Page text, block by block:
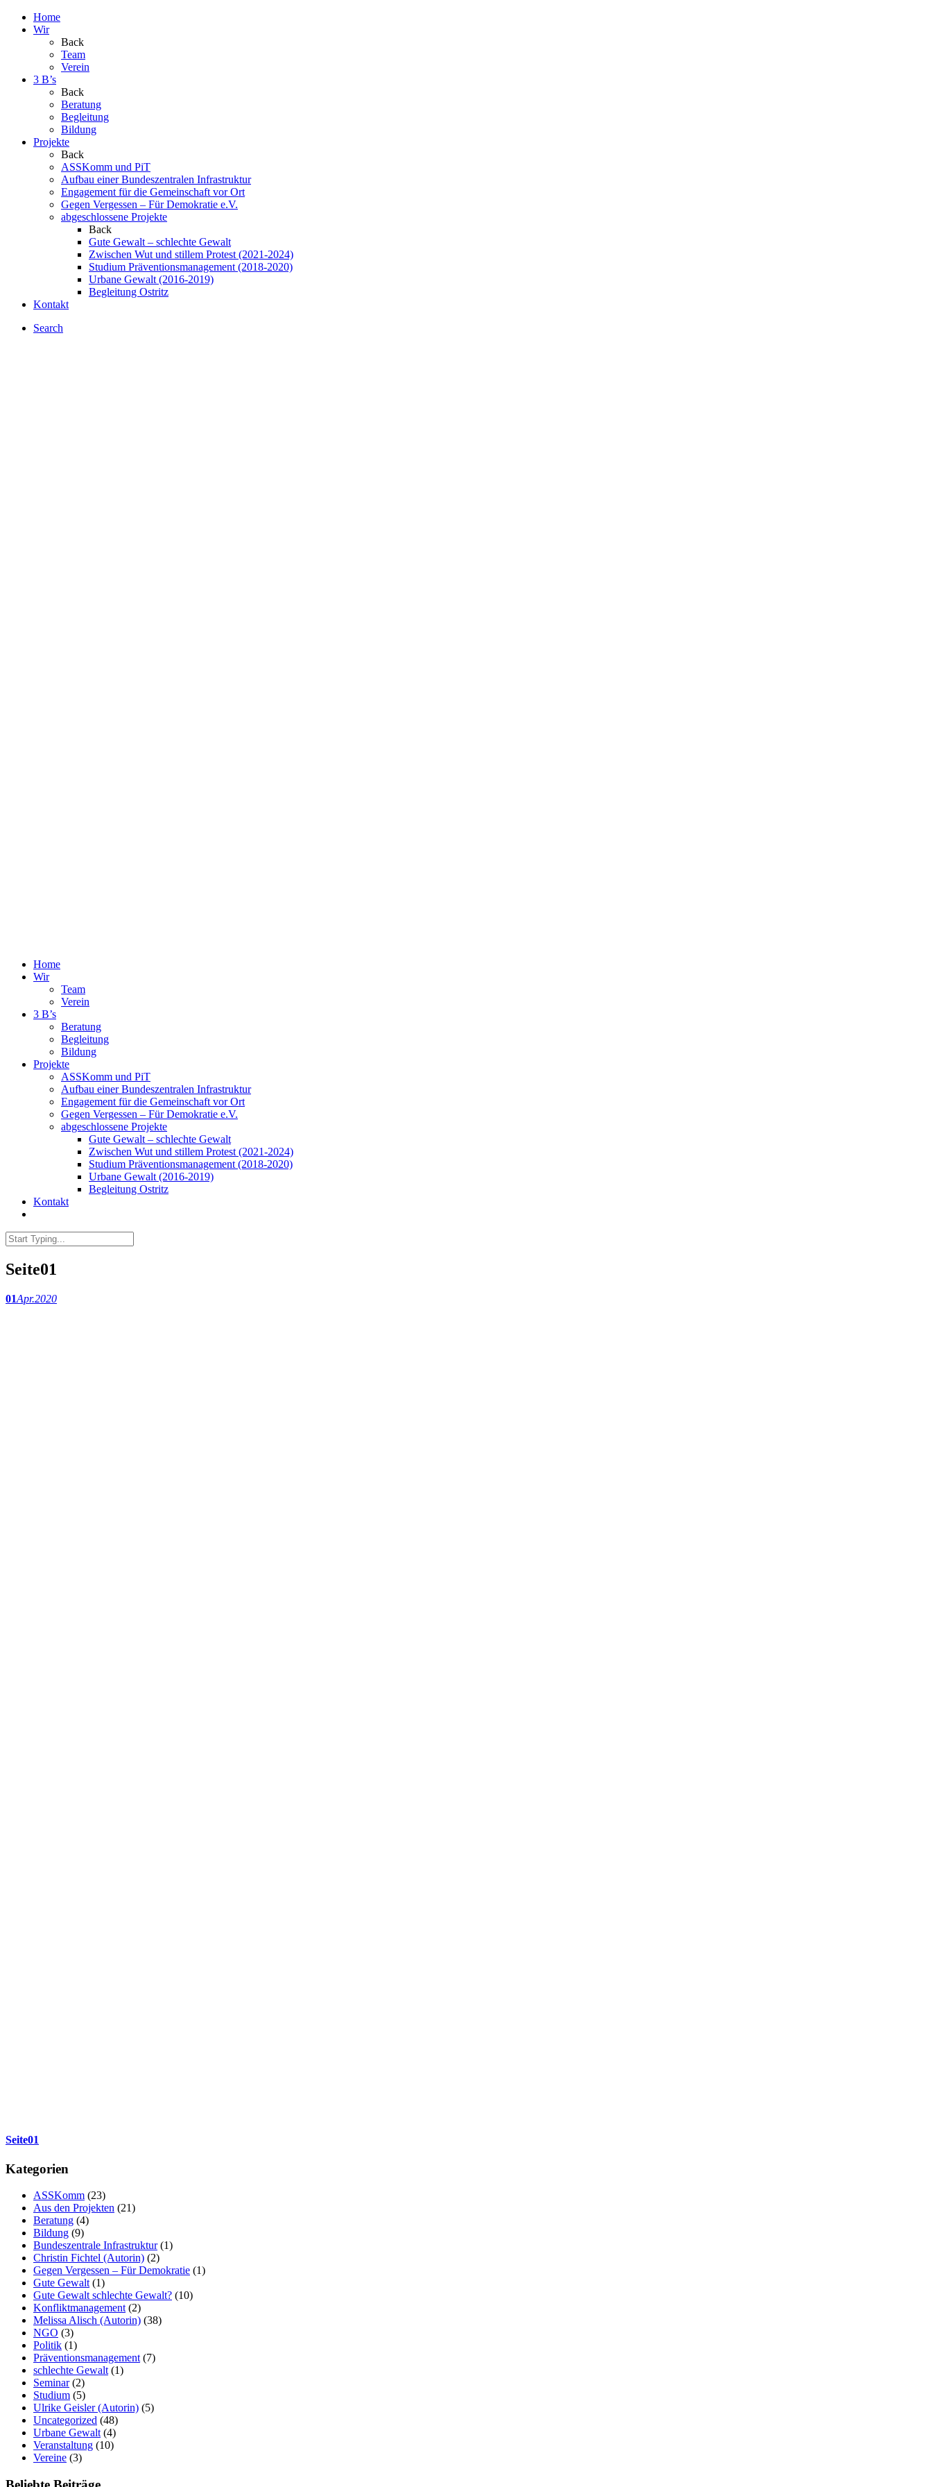
Home
Wir
Back
Team
Verein
3 B’s
Back
Beratung
Begleitung
Bildung
Projekte
Back
ASSKomm und PiT
Aufbau einer Bundeszentralen Infrastruktur
Engagement für die Gemeinschaft vor Ort
Gegen Vergessen – Für Demokratie e.V.
abgeschlossene Projekte
Back
Gute Gewalt – schlechte Gewalt
Zwischen Wut und stillem Protest (2021-2024)
Studium Präventionsmanagement (2018-2020)
Urbane Gewalt (2016-2019)
Begleitung Ostritz
Kontakt
Search
Home
Wir
Team
Verein
3 B’s
Beratung
Begleitung
Bildung
Projekte
ASSKomm und PiT
Aufbau einer Bundeszentralen Infrastruktur
Engagement für die Gemeinschaft vor Ort
Gegen Vergessen – Für Demokratie e.V.
abgeschlossene Projekte
Gute Gewalt – schlechte Gewalt
Zwischen Wut und stillem Protest (2021-2024)
Studium Präventionsmanagement (2018-2020)
Urbane Gewalt (2016-2019)
Begleitung Ostritz
Kontakt
Seite01
01Apr.2020
Seite01
Kategorien
ASSKomm (23)
Aus den Projekten (21)
Beratung (4)
Bildung (9)
Bundeszentrale Infrastruktur(1)
Christin Fichtel (Autorin) (2)
Gegen Vergessen – Für Demokratie (1)
Gute Gewalt (1)
Gute Gewalt schlechte Gewalt? (10)
Konfliktmanagement (2)
Melissa Alisch (Autorin) (38)
NGO (3)
Politik (1)
Präventionsmanagement (7)
schlechte Gewalt (1)
Seminar(2)
Studium (5)
Ulrike Geisler (Autorin) (5)
Uncategorized (48)
Urbane Gewalt (4)
Veranstaltung (10)
Vereine (3)